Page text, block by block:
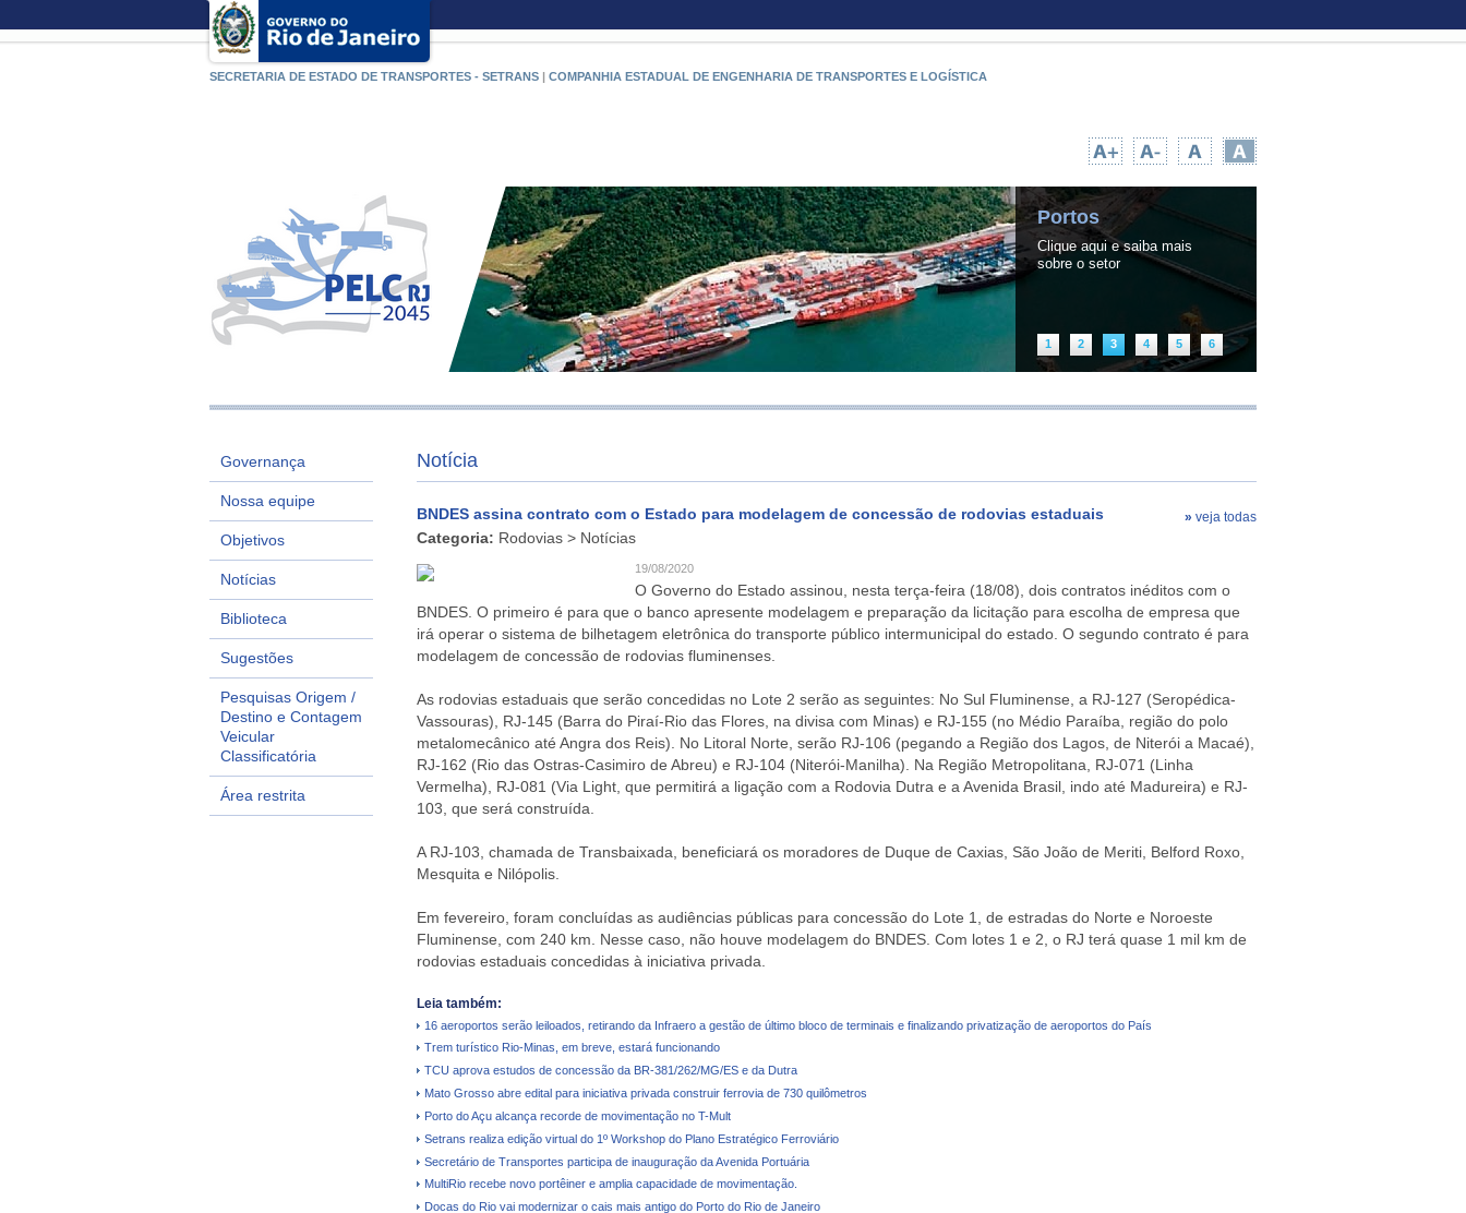
SECRETARIA DE ESTADO DE TRANSPORTES - SETRANS | COMPANHIA ESTADUAL DE ENGENHARIA DE TRANSPORTES E LOGÍSTICA
Portos
Clique aqui e saiba mais
sobre o setor
1 2 3 4 5 6
Governança
Nossa equipe
Objetivos
Notícias
Biblioteca
Sugestões
Pesquisas Origem /
Destino e Contagem
Veicular
Classificatória
Área restrita
Notícia
BNDES assina contrato com o Estado para modelagem de concessão de rodovias estaduais » veja todas
Categoria: Rodovias > Notícias
19/08/2020
O Governo do Estado assinou, nesta terça-feira (18/08), dois contratos inéditos com o
BNDES. O primeiro é para que o banco apresente modelagem e preparação da licitação para escolha de empresa que
irá operar o sistema de bilhetagem eletrônica do transporte público intermunicipal do estado. O segundo contrato é para
modelagem de concessão de rodovias fluminenses.
As rodovias estaduais que serão concedidas no Lote 2 serão as seguintes: No Sul Fluminense, a RJ-127 (Seropédica-
Vassouras), RJ-145 (Barra do Piraí-Rio das Flores, na divisa com Minas) e RJ-155 (no Médio Paraíba, região do polo
metalomecânico até Angra dos Reis). No Litoral Norte, serão RJ-106 (pegando a Região dos Lagos, de Niterói a Macaé),
RJ-162 (Rio das Ostras-Casimiro de Abreu) e RJ-104 (Niterói-Manilha). Na Região Metropolitana, RJ-071 (Linha
Vermelha), RJ-081 (Via Light, que permitirá a ligação com a Rodovia Dutra e a Avenida Brasil, indo até Madureira) e RJ-
103, que será construída.
A RJ-103, chamada de Transbaixada, beneficiará os moradores de Duque de Caxias, São João de Meriti, Belford Roxo,
Mesquita e Nilópolis.
Em fevereiro, foram concluídas as audiências públicas para concessão do Lote 1, de estradas do Norte e Noroeste
Fluminense, com 240 km. Nesse caso, não houve modelagem do BNDES. Com lotes 1 e 2, o RJ terá quase 1 mil km de
rodovias estaduais concedidas à iniciativa privada.
Leia também:
16 aeroportos serão leiloados, retirando da Infraero a gestão de último bloco de terminais e finalizando privatização de aeroportos do País
Trem turístico Rio-Minas, em breve, estará funcionando
TCU aprova estudos de concessão da BR-381/262/MG/ES e da Dutra
Mato Grosso abre edital para iniciativa privada construir ferrovia de 730 quilômetros
Porto do Açu alcança recorde de movimentação no T-Mult
Setrans realiza edição virtual do 1º Workshop do Plano Estratégico Ferroviário
Secretário de Transportes participa de inauguração da Avenida Portuária
MultiRio recebe novo portêiner e amplia capacidade de movimentação.
Docas do Rio vai modernizar o cais mais antigo do Porto do Rio de Janeiro